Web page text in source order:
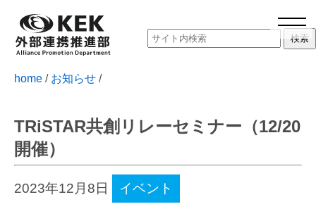
home / お知らせ /
TRiSTAR共創リレーセミナー（12/20
開催）
2023年12月8日 イベント